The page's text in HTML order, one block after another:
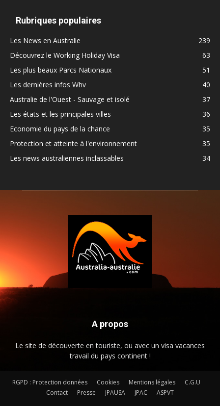
Rubriques populaires
Les News en Australie
239
Découvrez le Working Holiday Visa
63
Les plus beaux Parcs Nationaux
51
Les dernières infos Whv
40
Australie de l'Ouest - Sauvage et isolé
37
Les états et les principales villes
36
Economie du pays de la chance
35
Protection et atteinte à l'environnement
35
Les news australiennes inclassables
34
A propos
Le site de découverte en touriste, ou avec un visa vacances
travail du pays continent !
RGPD : Protection données Cookies Mentions légales
C.G.U
Contact
Presse JPAUSA JPAC ASPVT